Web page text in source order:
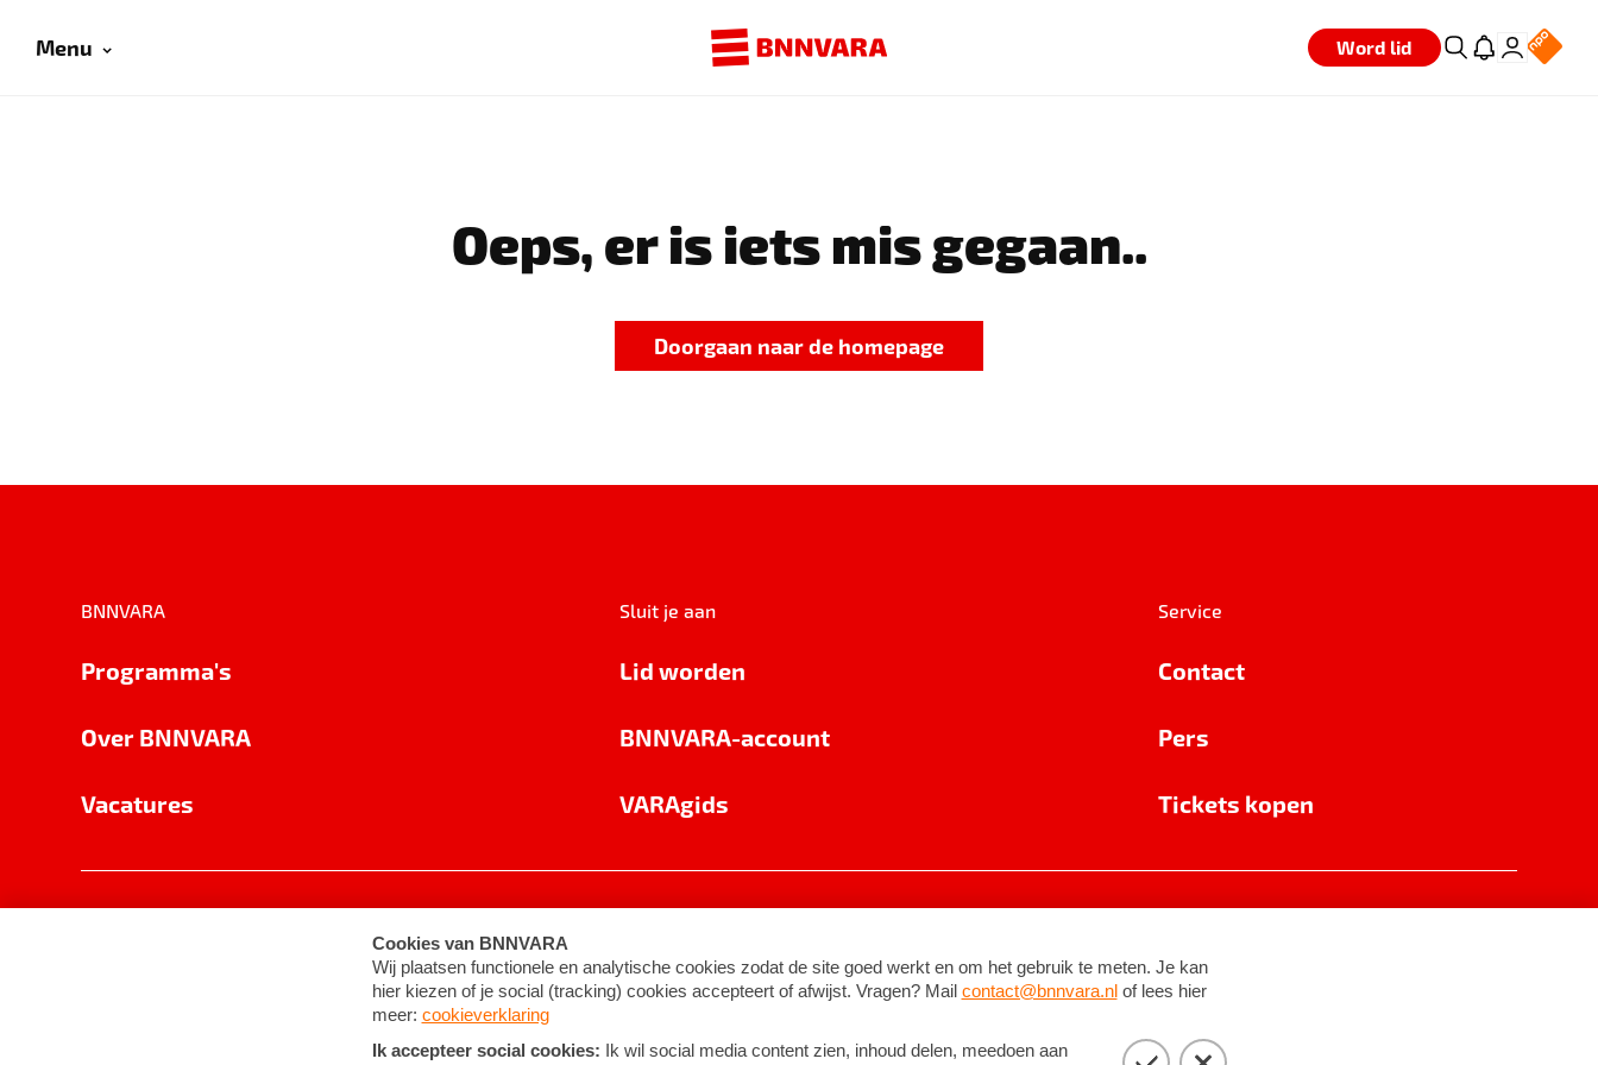
Menu Word lid
Oeps, er is iets mis gegaan..
Doorgaan naar de homepage
BNNVARA
Programma's
Over BNNVARA
Vacatures
Sluit je aan
Lid worden
BNNVARA-account
VARAgids
Service
Contact
Pers
Tickets kopen
Cookie-instellingen Algemene voorwaarden ©2026BNNVARA